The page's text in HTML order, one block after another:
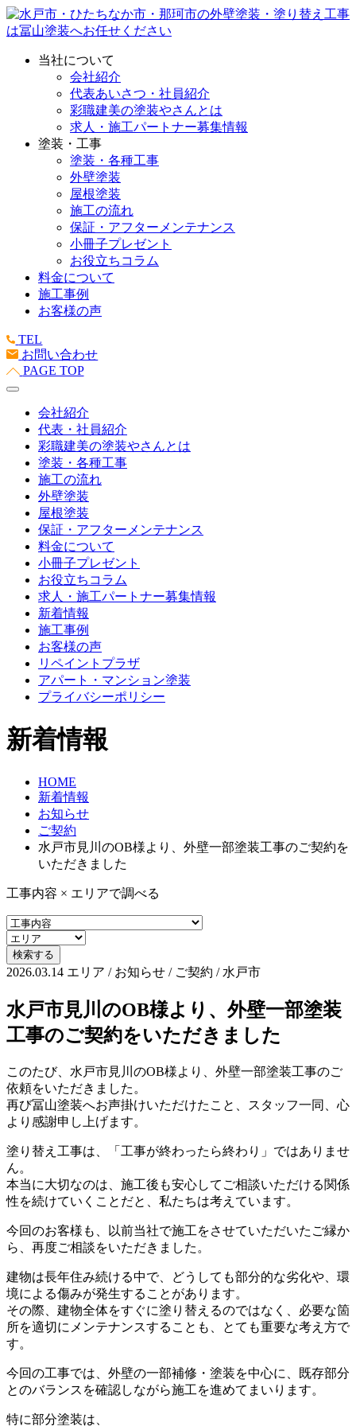
当社について
会社紹介
代表あいさつ・社員紹介
彩職建美の塗装やさんとは
求人・施工パートナー募集情報
塗装・工事
塗装・各種工事
外壁塗装
屋根塗装
施工の流れ
保証・アフターメンテナンス
小冊子プレゼント
お役立ちコラム
料金について
施工事例
お客様の声
TEL
お問い合わせ
PAGE TOP
会社紹介
代表・社員紹介
彩職建美の塗装やさんとは
塗装・各種工事
施工の流れ
外壁塗装
屋根塗装
保証・アフターメンテナンス
料金について
小冊子プレゼント
お役立ちコラム
求人・施工パートナー募集情報
新着情報
施工事例
お客様の声
リペイントプラザ
アパート・マンション塗装
プライバシーポリシー
新着情報
HOME
新着情報
お知らせ
ご契約
水戸市見川のOB様より、外壁一部塗装工事のご契約を
いただきました
工事内容 × エリアで調べる
2026.03.14 エリア / お知らせ / ご契約 / 水戸市
水戸市見川のOB様より、外壁一部塗装
工事のご契約をいただきました
このたび、水戸市見川のOB様より、外壁一部塗装工事のご
依頼をいただきました。
再び冨山塗装へお声掛けいただけたこと、スタッフ一同、心
より感謝申し上げます。
塗り替え工事は、「工事が終わったら終わり」ではありませ
ん。
本当に大切なのは、施工後も安心してご相談いただける関係
性を続けていくことだと、私たちは考えています。
今回のお客様も、以前当社で施工をさせていただいたご縁か
ら、再度ご相談をいただきました。
建物は長年住み続ける中で、どうしても部分的な劣化や、環
境による傷みが発生することがあります。
その際、建物全体をすぐに塗り替えるのではなく、必要な箇
所を適切にメンテナンスすることも、とても重要な考え方で
す。
今回の工事では、外壁の一部補修・塗装を中心に、既存部分
とのバランスを確認しながら施工を進めてまいります。
特に部分塗装は、